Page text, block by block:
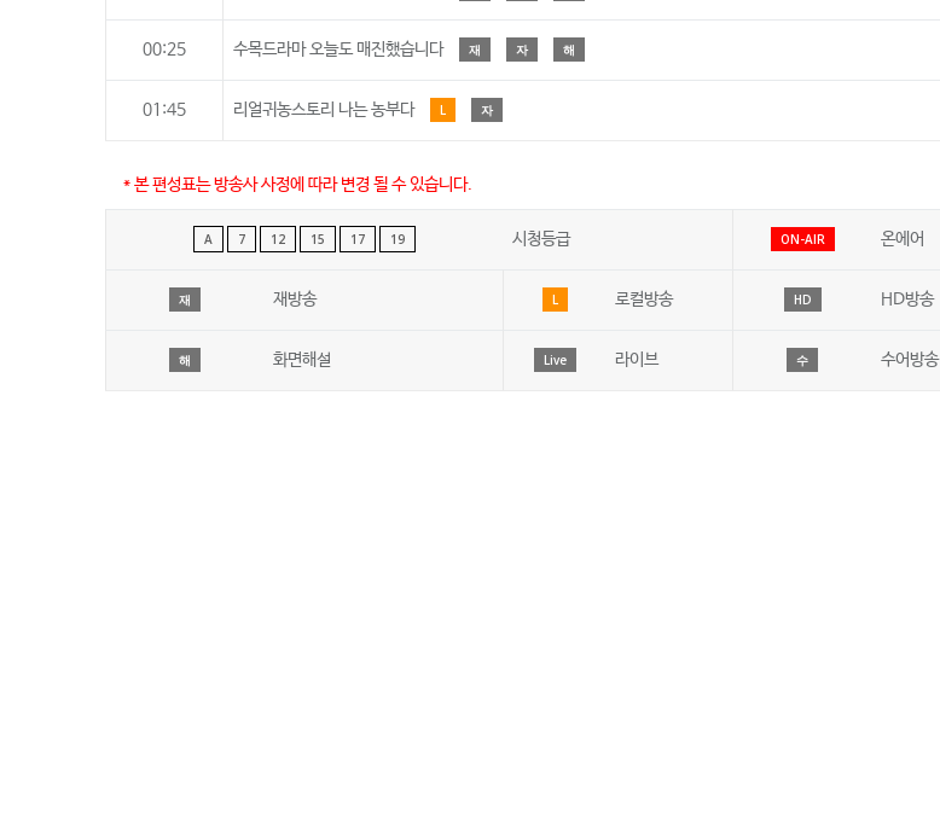
00:25 수목드라마 오늘도 매진했습니다 재 자 해
01:45 리얼귀농스토리 나는 농부다 L 자
* 본 편성표는 방송사 사정에 따라 변경 될 수 있습니다.
A 7 12 15 17 19 시청등급 ON-AIR 온에어
재 재방송 L 로컬방송 HD HD방송
해 화면해설 Live 라이브 수 수어방송